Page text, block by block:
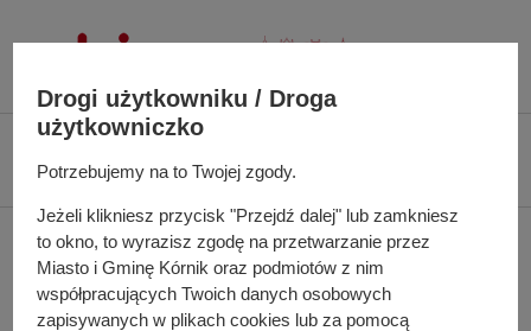
8 kwietnia 2024 r.
Zarządzenie nr 34/2024 z
dnia 8 kwietnia 2024 r.
Drogi użytkowniku / Droga
użytkowniczko
Potrzebujemy na to Twojej zgody.
Jeżeli klikniesz przycisk "Przejdź dalej" lub zamkniesz
to okno, to wyrazisz zgodę na przetwarzanie przez
Miasto i Gminę Kórnik oraz podmiotów z nim
współpracujących Twoich danych osobowych
zapisywanych w plikach cookies lub za pomocą